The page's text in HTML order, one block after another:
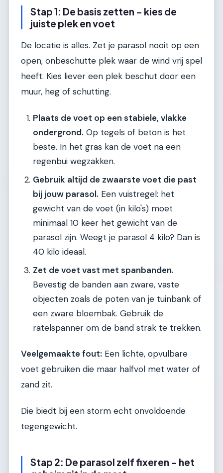
Stap 1: De basis zetten – kies de
juiste plek en voet
De locatie is alles. Zet je parasol nooit op een
open, onbeschutte plek waar de wind vrij spel
heeft. Kies liever een plek beschut door een
muur, heg of schutting.
Plaats de voet op een stabiele, vlakke
ondergrond. Op tegels of beton is het
beste. In het gras kan de voet na een
regenbui wegzakken.
Gebruik altijd de zwaarste voet die past
bij jouw parasol. Een vuistregel: het
gewicht van de voet (in kilo's) moet
minimaal 10 keer het gewicht van de
parasol zijn. Weegt je parasol 4 kilo? Dan is
40 kilo ideaal.
Zet de voet vast met spanbanden.
Bevestig de banden aan zware, vaste
objecten zoals de poten van je tuinbank of
een zware bloembak. Gebruik de
ratelspanner om de band strak te trekken.
Veelgemaakte fout: Een lichte, opvulbare
voet gebruiken die maar halfvol met water of
zand zit.
Die biedt bij een storm echt onvoldoende
tegengewicht.
Stap 2: De parasol zelf fixeren – het